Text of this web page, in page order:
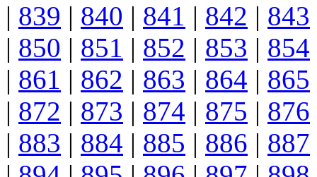
| 839 | 840 | 841 | 842 | 843
| 850 | 851 | 852 | 853 | 854
| 861 | 862 | 863 | 864 | 865
| 872 | 873 | 874 | 875 | 876
| 883 | 884 | 885 | 886 | 887